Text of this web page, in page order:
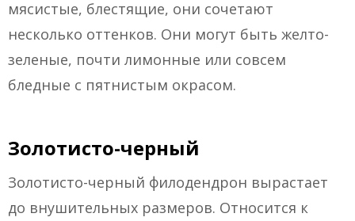
мясистые, блестящие, они сочетают
несколько оттенков. Они могут быть желто-
зеленые, почти лимонные или совсем
бледные с пятнистым окрасом.
Золотисто-черный
Золотисто-черный филодендрон вырастает
до внушительных размеров. Относится к